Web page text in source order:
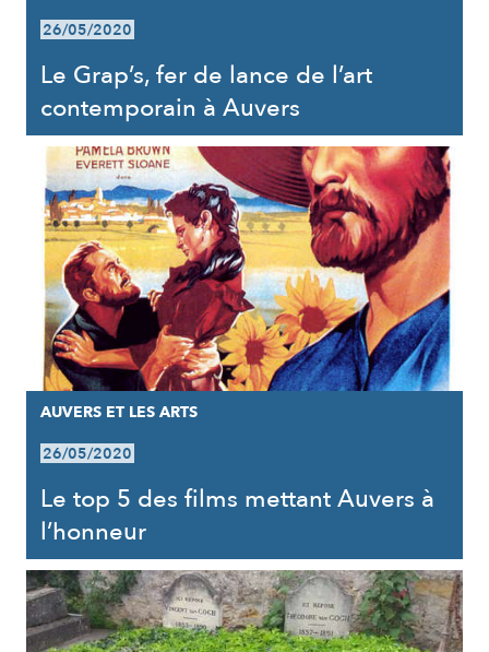
26/05/2020
Le Grap’s, fer de lance de l’art
contemporain à Auvers
AUVERS ET LES ARTS
26/05/2020
Le top 5 des films mettant Auvers à
l’honneur